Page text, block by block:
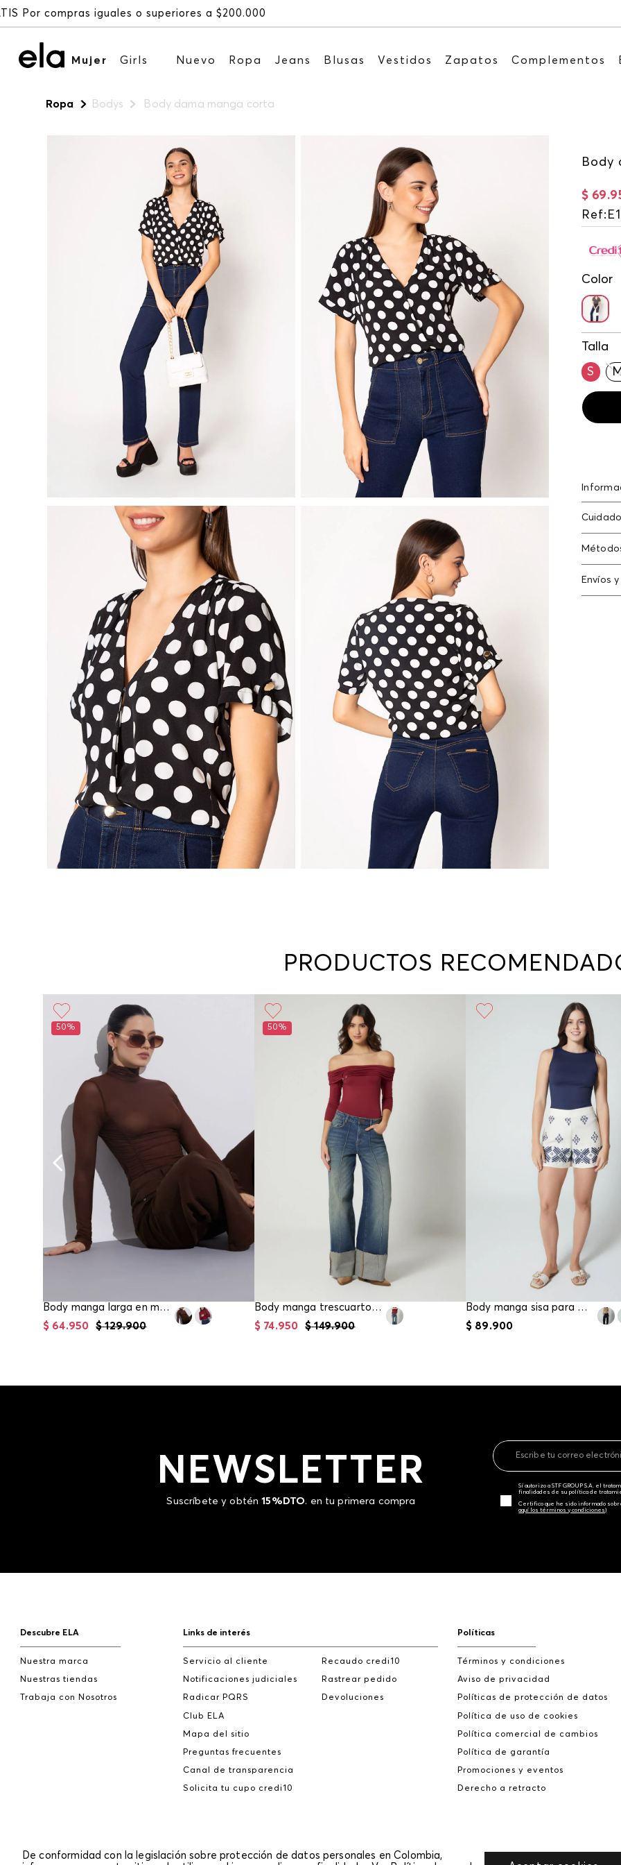
Mujer Girls Nuevo Ropa Jeans Blusas Vestidos Zapatos Complementos
Ropa Bodys Body dama manga corta
Body
$ 69.
Ref:
Color
Talla
S
M
Rayón
Lavado
/
Otros:
Envíos
En
PRODUCTOS
50%
Body manga larga en mesh para mujer
$ 129.900
$ 64.950
50%
Body manga trescuartos para mujer
$ 149.900
$ 74.950
Body manga sisa para mujer
$ 89.900
NEWSLETTER
Suscríbete y obtén15%DTO. en tu primera compra
Sí autorizo a STF GROUP S.A. el
finalidades de su política de
Certifico que he sido informado
aquí los términos y condiciones)
Descubre ELA
Nuestra marca
Nuestras tiendas
Trabaja con Nosotros
Links de interés
Servicio al cliente
Notificaciones judiciales
Radicar PQRS
Club ELA
Mapa del sitio
Preguntas frecuentes
Canal de transparencia
Solicita tu cupo credi10
Recaudo credi10
Rastrear pedido
Devoluciones
Políticas
Términos y condiciones
Aviso de privacidad
Políticas de protección de datos
Política de uso de cookies
Política comercial de cambios
Política de garantía
Promociones y eventos
Derecho a retracto
De conformidad con la legislación sobre protección de datos personales en Colombia,